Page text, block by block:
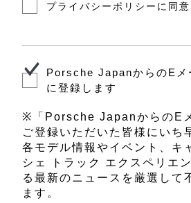
当社は、前項に定める利
ちお客様を担当する販売
（以下、「担当販売店」
客様の個人情報について
責任者として責任をもっ
ご来場のリクエストを承
販売店は、下記のとおり
ポルシェセンター高崎
プライバシーポリシーに同意
Porsche JapanからのEメ
に登録します
※「Porsche JapanからのE
ご登録いただいた皆様にいち
各モデル情報やイベント、キ
シェ トラック エクスペリエ
る最新のニュースを厳選して
ます。